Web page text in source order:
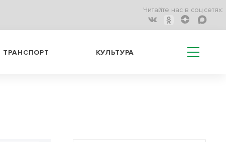
Читайте нас в соц.сетях:
ТРАНСПОРТ КУЛЬТУРА